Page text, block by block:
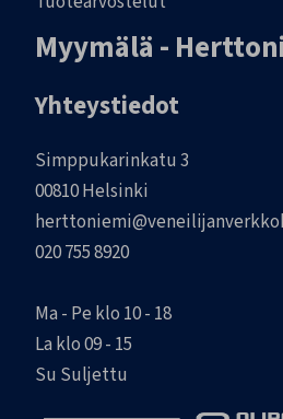
Myymälä -
Yhteystiedot
Simppukarinkatu 3
00810 Helsinki
020 755 8920
Ma - Pe klo 10 - 18
La klo 09 - 15
Su Suljettu